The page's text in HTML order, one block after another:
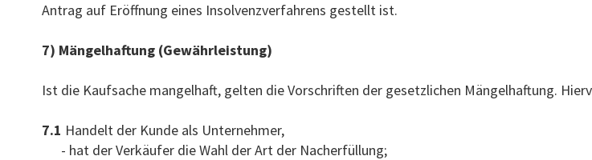
Antrag auf Eröffnung eines Insolvenzverfahrens gestellt ist.
7) Mängelhaftung (Gewährleistung)
Ist die Kaufsache mangelhaft, gelten die Vorschriften der gesetzlichen Mängelhaftung.
7.1 Handelt der Kunde als Unternehmer,
- hat der Verkäufer die Wahl der Art der Nacherfüllung;